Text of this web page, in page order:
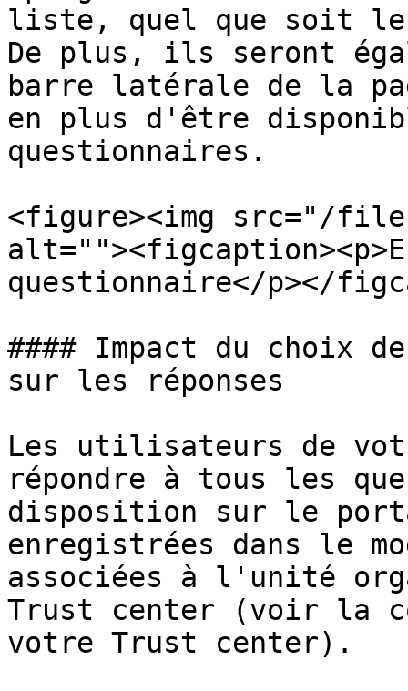
liste, quel que soit
De plus, ils seront
barre latérale de la
en plus d'être
questionnaires.
<figure><img src="/files/
questionnaire</p></
#### Impact du choix
sur les réponses
Les utilisateurs de
répondre à tous les
disposition sur le
enregistrées dans le
associées à l'unité
Trust center (voir la
votre Trust center).